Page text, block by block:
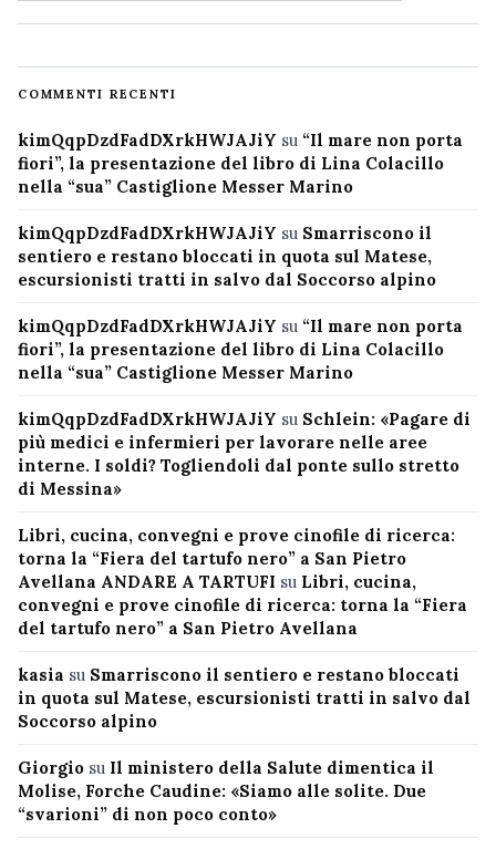
COMMENTI RECENTI
kimQqpDzdFadDXrkHWJAJiY su “Il mare non porta
fiori”, la presentazione del libro di Lina Colacillo
nella “sua” Castiglione Messer Marino
kimQqpDzdFadDXrkHWJAJiY su Smarriscono il
sentiero e restano bloccati in quota sul Matese,
escursionisti tratti in salvo dal Soccorso alpino
kimQqpDzdFadDXrkHWJAJiY su “Il mare non porta
fiori”, la presentazione del libro di Lina Colacillo
nella “sua” Castiglione Messer Marino
kimQqpDzdFadDXrkHWJAJiY su Schlein: «Pagare di
più medici e infermieri per lavorare nelle aree
interne. I soldi? Togliendoli dal ponte sullo stretto
di Messina»
Libri, cucina, convegni e prove cinofile di ricerca:
torna la “Fiera del tartufo nero” a San Pietro
Avellana ANDARE A TARTUFI su Libri, cucina,
convegni e prove cinofile di ricerca: torna la “Fiera
del tartufo nero” a San Pietro Avellana
kasia su Smarriscono il sentiero e restano bloccati
in quota sul Matese, escursionisti tratti in salvo dal
Soccorso alpino
Giorgio su Il ministero della Salute dimentica il
Molise, Forche Caudine: «Siamo alle solite. Due
“svarioni” di non poco conto»